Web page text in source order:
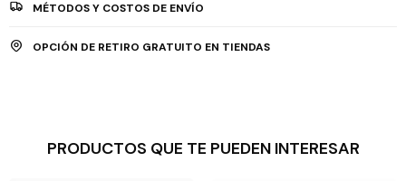
MÉTODOS Y COSTOS DE ENVÍO
OPCIÓN DE RETIRO GRATUITO EN TIENDAS
PRODUCTOS QUE TE PUEDEN INTERESAR